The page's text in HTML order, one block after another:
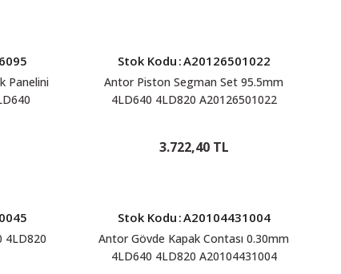
Panelini
Stok Kodu :A20126501022
Antor Piston Segman Set 95.5mm
4LD640 4LD820 A20126501022
3.722,40 TL
4LD820
Stok Kodu :A20104431004
Antor Gövde Kapak Contası 0.30mm
4LD640 4LD820 A20104431004